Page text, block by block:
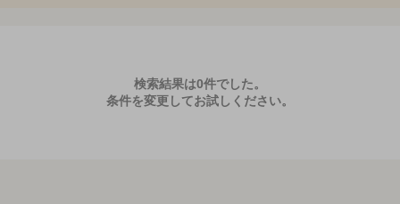
検索結果は0件でした。
条件を変更してお試しください。